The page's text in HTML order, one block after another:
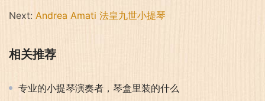
Next: Andrea Amati 法皇九世小提琴
相关推荐
专业的小提琴演奏者，琴盒里装的什么